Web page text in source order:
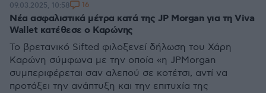
Νέα ασφαλιστικά μέτρα κατά της JP Morgan για τη Viva
Wallet κατέθεσε ο Καρώνης
Το βρετανικό Sifted φιλοξενεί δήλωση του Χάρη
Καρώνη σύμφωνα με την οποία «η JPMorgan
συμπεριφέρεται σαν αλεπού σε κοτέτσι, αντί να
προτάξει την ανάπτυξη και την επιτυχία της
09.03.2025, 10:58 16